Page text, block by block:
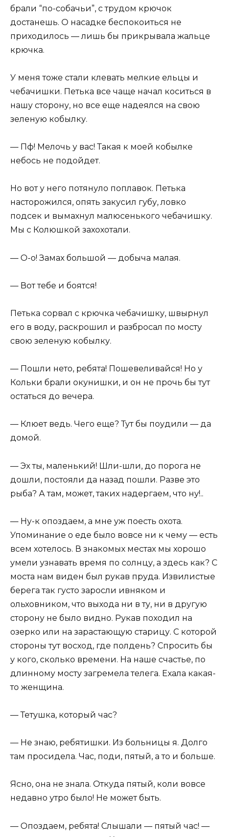
брали “по-собачьи”, с трудом крючок
достанешь. О насадке беспокоиться не
приходилось — лишь бы прикрывала жальце
крючка.
У меня тоже стали клевать мелкие ельцы и
чебачишки. Петька все чаще начал коситься в
нашу сторону, но все еще надеялся на свою
зеленую кобылку.
— Пф! Мелочь у вас! Такая к моей кобылке
небось не подойдет.
Но вот у него потянуло поплавок. Петька
насторожился, опять закусил губу, ловко
подсек и вымахнул малюсенького чебачишку.
Мы с Колюшкой захохотали.
— О-о! Замах большой — добыча малая.
— Вот тебе и боятся!
Петька сорвал с крючка чебачишку, швырнул
его в воду, раскрошил и разбросал по мосту
свою зеленую кобылку.
— Пошли нето, ребята! Пошевеливайся! Но у
Кольки брали окунишки, и он не прочь бы тут
остаться до вечера.
— Клюет ведь. Чего еще? Тут бы поудили — да
домой.
— Эх ты, маленький! Шли-шли, до порога не
дошли, постояли да назад пошли. Разве это
рыба? А там, может, таких надергаем, что ну!..
— Ну-к опоздаем, а мне уж поесть охота.
Упоминание о еде было вовсе ни к чему — есть
всем хотелось. В знакомых местах мы хорошо
умели узнавать время по солнцу, а здесь как? С
моста нам виден был рукав пруда. Извилистые
берега так густо заросли ивняком и
ольховником, что выхода ни в ту, ни в другую
сторону не было видно. Рукав походил на
озерко или на зарастающую старицу. С которой
стороны тут восход, где полдень? Спросить бы
у кого, сколько времени. На наше счастье, по
длинному мосту загремела телега. Ехала какая-
то женщина.
— Тетушка, который час?
— Не знаю, ребятишки. Из больницы я. Долго
там просидела. Час, поди, пятый, а то и больше.
Ясно, она не знала. Откуда пятый, коли вовсе
недавно утро было! Не может быть.
— Опоздаем, ребята! Слышали — пятый час! —